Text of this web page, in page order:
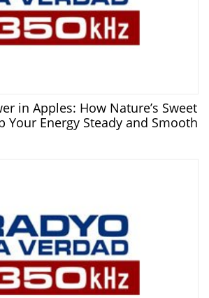
in Apples: How Nature’s Sweet
Your Energy Steady and Smooth